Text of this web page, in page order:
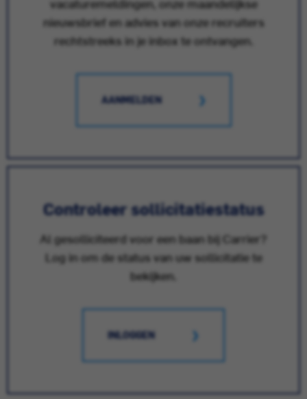
nieuwsbrief en advies van onze recruiters
rechtstreeks in je inbox te ontvangen.
AANMELDEN
Controleer sollicitatiestatus
Al gesolliciteerd voor een baan bij Carrier?
Log in om de status van uw sollicitatie te
bekijken.
INLOGGEN